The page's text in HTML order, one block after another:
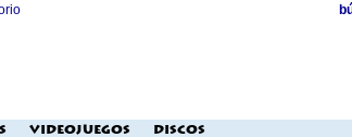
VIDEOJUEGOS
DISCOS